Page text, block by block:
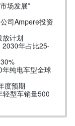
场发展”
司Ampere投资
计划
年占比25-
纯电车型全球
度预期
型车销量500